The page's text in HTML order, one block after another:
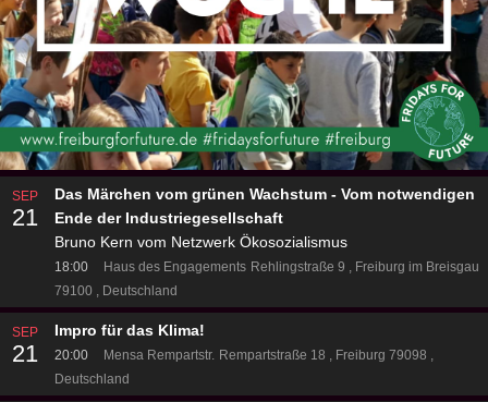
SEP
21
Das Märchen vom grünen Wachstum - Vom notwendigen
Ende der Industriegesellschaft
Bruno Kern vom Netzwerk Ökosozialismus
18:00 Haus des Engagements Rehlingstraße 9
Freiburg im Breisgau
79100
Deutschland
SEP
21
Impro für das Klima!
20:00 Mensa Rempartstr. Rempartstraße 18
Freiburg 79098
Deutschland